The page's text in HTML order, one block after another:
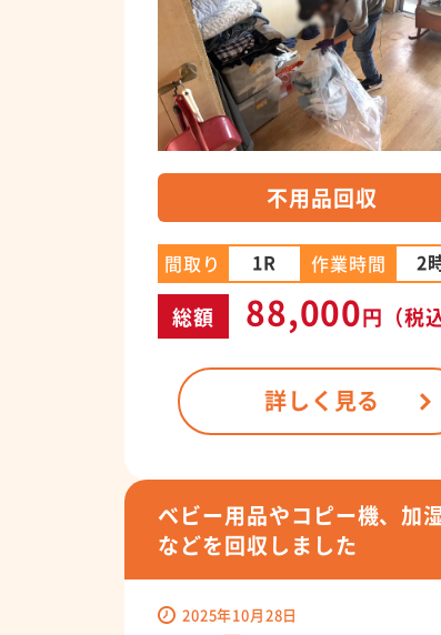
不用品回収
間取り 1R 作業時間 2
総額 88,000円 （税
詳しく見る
ベビー用品やコピー機、加
などを回収しました
2025年10月28日